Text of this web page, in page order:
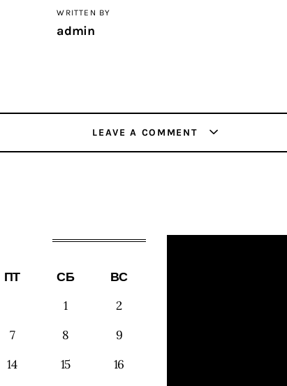
WRITTEN BY
admin
LEAVE A COMMENT
ПТ СБ
ВС
1
2
7 8
9
14 15
16